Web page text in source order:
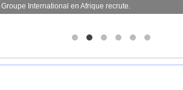
Groupe International en Afrique recrute.